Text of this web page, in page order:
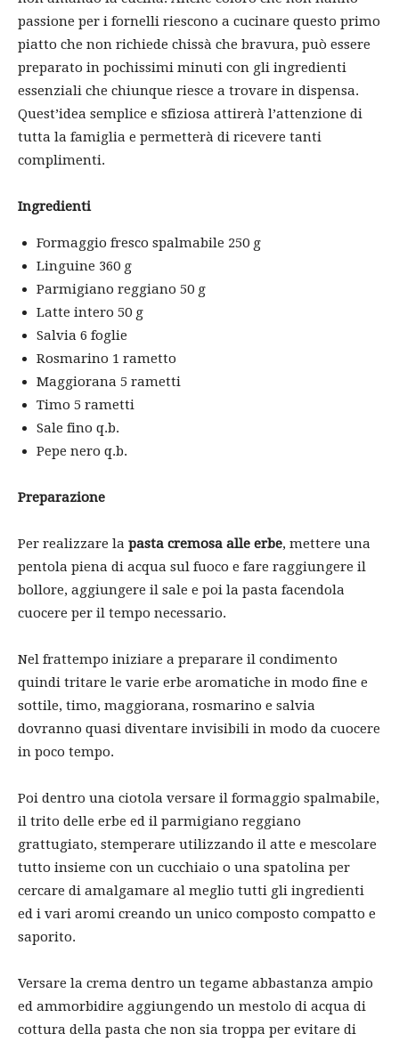
passione per i fornelli riescono a cucinare questo primo
piatto che non richiede chissà che bravura, può essere
preparato in pochissimi minuti con gli ingredienti
essenziali che chiunque riesce a trovare in dispensa.
Quest’idea semplice e sfiziosa attirerà l’attenzione di
tutta la famiglia e permetterà di ricevere tanti
complimenti.
Ingredienti
Formaggio fresco spalmabile 250 g
Linguine 360 g
Parmigiano reggiano 50 g
Latte intero 50 g
Salvia 6 foglie
Rosmarino 1 rametto
Maggiorana 5 rametti
Timo 5 rametti
Sale fino q.b.
Pepe nero q.b.
Preparazione
Per realizzare la pasta cremosa alle erbe, mettere una
pentola piena di acqua sul fuoco e fare raggiungere il
bollore, aggiungere il sale e poi la pasta facendola
cuocere per il tempo necessario.
Nel frattempo iniziare a preparare il condimento
quindi tritare le varie erbe aromatiche in modo fine e
sottile, timo, maggiorana, rosmarino e salvia
dovranno quasi diventare invisibili in modo da cuocere
in poco tempo.
Poi dentro una ciotola versare il formaggio spalmabile,
il trito delle erbe ed il parmigiano reggiano
grattugiato, stemperare utilizzando il atte e mescolare
tutto insieme con un cucchiaio o una spatolina per
cercare di amalgamare al meglio tutti gli ingredienti
ed i vari aromi creando un unico composto compatto e
saporito.
Versare la crema dentro un tegame abbastanza ampio
ed ammorbidire aggiungendo un mestolo di acqua di
cottura della pasta che non sia troppa per evitare di